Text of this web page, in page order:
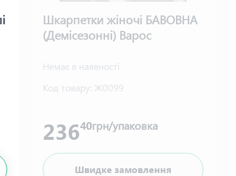
Шкарпетки жіночі БАВОВНА
(Демісезонні) Варос
Немає в наявності
Код товару: Ж0099
23640грн/упаковка
Швидке замовлення